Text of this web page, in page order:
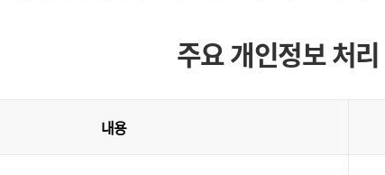
주요 개인정보 처
내용